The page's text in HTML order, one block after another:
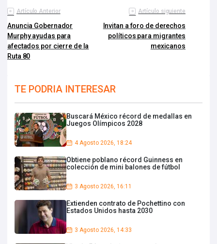
Artículo Anterior
Anuncia Gobernador
Murphy ayudas para
afectados por cierre de la
Ruta 80
Artículo siguiente
Invitan a foro de derechos
políticos para migrantes
mexicanos
TE PODRIA INTERESAR
Buscará México récord de medallas en
Juegos Olímpicos 2028
4 Agosto 2026, 18:24
Obtiene poblano récord Guinness en
colección de mini balones de fútbol
3 Agosto 2026, 16:11
Extienden contrato de Pochettino con
Estados Unidos hasta 2030
3 Agosto 2026, 14:33